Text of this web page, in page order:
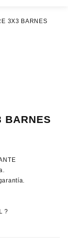
3X3 BARNES
BARNES
?